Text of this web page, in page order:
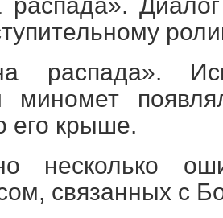
распада».
миномет
его крыше.
несколько
связанных с